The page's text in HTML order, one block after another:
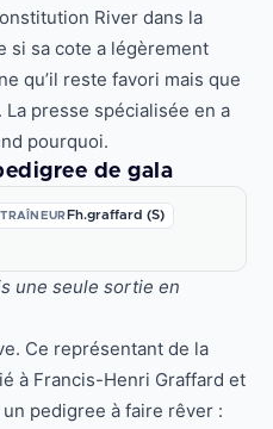
River dans la
si sa cote a légèrement
qu’il reste favori mais que
presse spécialisée en a
pourquoi.
de gala
Fh.graffard (S)
une seule sortie en
Ce représentant de la
à Francis-Henri Graffard et
pedigree à faire rêver :